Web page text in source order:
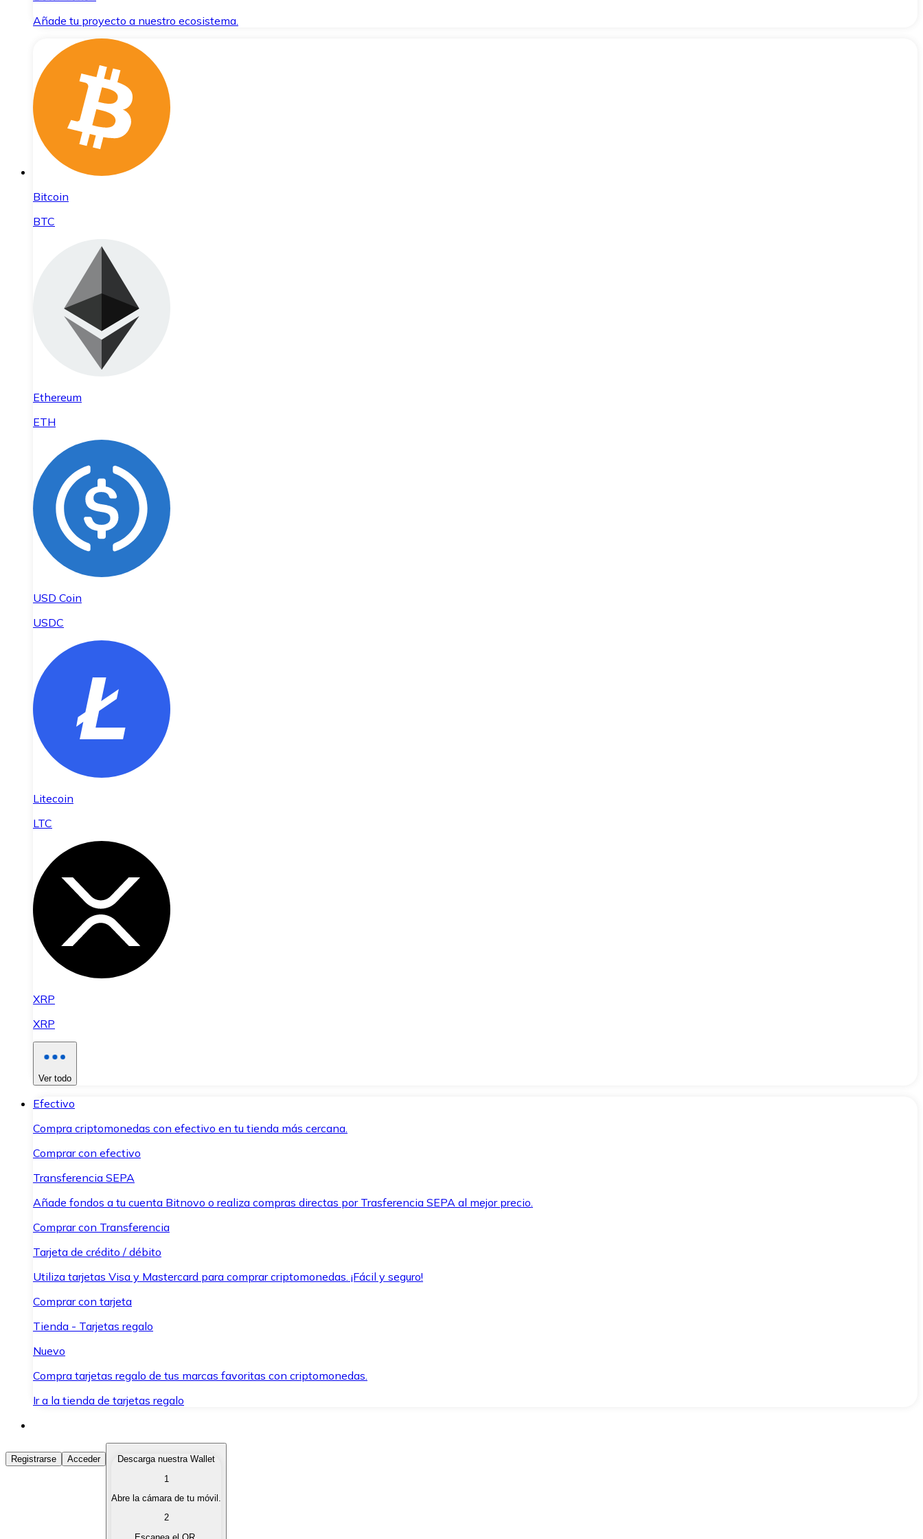
Añade tu proyecto a nuestro ecosistema.
Bitcoin
BTC
Ethereum
ETH
USD Coin
USDC
Litecoin
LTC
XRP
XRP
Ver todo
Efectivo
Compra criptomonedas con efectivo en tu tienda más cercana.
Comprar con efectivo
Transferencia SEPA
Añade fondos a tu cuenta Bitnovo o realiza compras directas por Trasferencia SEPA al mejor precio.
Comprar con Transferencia
Tarjeta de crédito / débito
Utiliza tarjetas Visa y Mastercard para comprar criptomonedas. ¡Fácil y seguro!
Comprar con tarjeta
Tienda - Tarjetas regalo
Nuevo
Compra tarjetas regalo de tus marcas favoritas con criptomonedas.
Ir a la tienda de tarjetas regalo
Comprar Criptomonedas
Compra criptomonedas con diferentes métodos de pago.
Vende tus criptomonedas de forma rápida y segura.
Registrarse Acceder
Descarga nuestra Wallet
1
Abre la cámara de tu móvil.
2